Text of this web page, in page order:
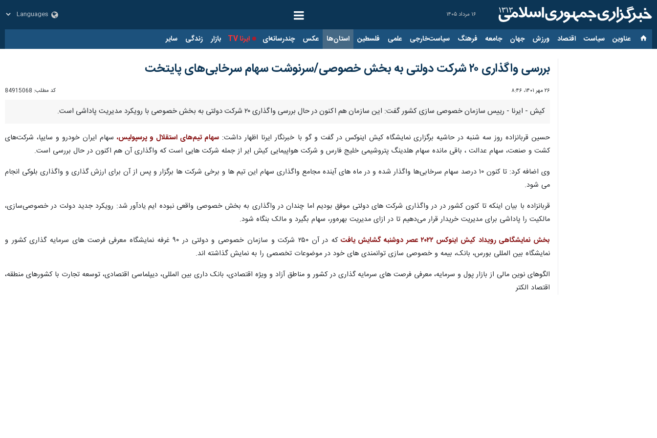
۱۶ مرداد ۱۴۰۵
عناوین‌ سیاست اقتصاد ورزش جهان جامعه فرهنگ سیاست‌خارجی علمی فلسطین استان‌ها عکس چندرسانه‌ای ایرنا TV بازار زندگی سایر
بررسی واگذاری ۲۰ شرکت دولتی به بخش خصوصی/سرنوشت سهام سرخابی‌های پایتخت
۲۶ مهر ۱۴۰۱، ۸:۴۶ کد مطلب: 84915068
کیش - ایرنا - رییس سازمان خصوصی سازی کشور گفت: این سازمان هم اکنون در حال بررسی واگذاری ۲۰ شرکت دولتی به بخش خصوصی با رویکرد مدیریت پاداشی است.
حسین قربانزاده روز سه شنبه در حاشیه برگزاری نمایشگاه کیش اینوکس در گفت و گو با خبرنگار ایرنا اظهار داشت: سهام تیم‌های استقلال و پرسپولیس،سهام ایران خودرو و سایپا، شرکت‌های
کشت و صنعت، سهام عدالت ، باقی مانده سهام هلدینگ پتروشیمی خلیج فارس و شرکت هواپیمایی کیش ایر از جمله شرکت هایی است که واگذاری آن هم اکنون در حال بررسی است.
وی اضافه کرد: تا کنون ۱۰ درصد سهام سرخابی‌ها واگذار شده و در ماه های آینده مجامع واگذاری سهام این تیم ها و برخی شرکت ها برگزار و پس از آن برای ارزش گذاری و واگذاری بلوکی انجام
می شود.
قربانزاده با بیان اینکه تا کنون کشور در در واگذاری شرکت های دولتی موفق بودیم اما چندان در واگذاری به بخش خصوصی واقعی نبوده ایم یادآور شد: رویکرد جدید دولت در خصوصی‌سازی،
مالکیت را پاداشی برای مدیریت خریدار قرار می‌دهیم تا در ازای مدیریت بهره‌ور، سهام بگیرد و مالک بنگاه شود.
بخش نمایشگاهی رویداد کیش اینوکس ۲۰۲۲ عصر دوشنبه گشایش یافت
که در آن ۲۵۰ شرکت و سازمان خصوصی و دولتی در ۹۰ غرفه نمایشگاه معرفی فرصت های سرمایه گذاری کشور و
نمایشگاه بین المللی بورس، بانک، بیمه و خصوصی سازی توانمندی های خود در موضوعات تخصصی را به نمایش گذاشته اند.
الگوهای نوین مالی از بازار پول و سرمایه، معرفی فرصت های سرمایه گذاری در کشور و مناطق آزاد و ویژه اقتصادی، بانک داری بین المللی، دیپلماسی اقتصادی، توسعه تجارت با کشورهای
منطقه، اقتصاد الکترونیک و تاسیس بورس بین الملل، اقتصاد مسکن و آینده پژوهی از دیگر رویکردهای این رویداد است.